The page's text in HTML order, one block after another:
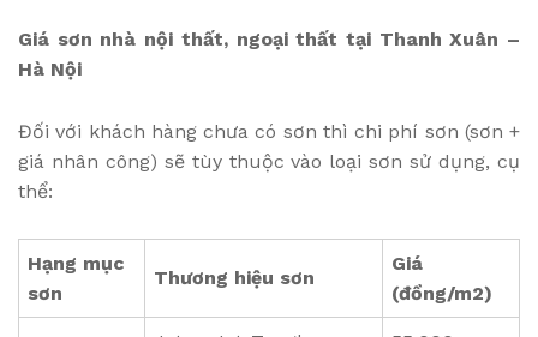
Giá sơn nhà nội thất, ngoại thất tại Thanh Xuân –
Hà Nội
Đối với khách hàng chưa có sơn thì chi phí sơn (sơn +
giá nhân công) sẽ tùy thuộc vào loại sơn sử dụng, cụ
thể:
Hạng mục
sơn
Thương hiệu sơn
Giá
(đồng/m2)